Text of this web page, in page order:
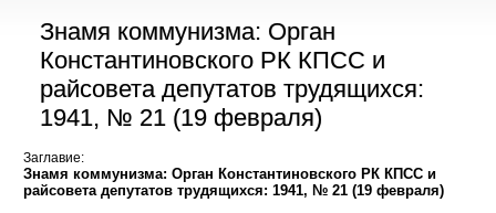
Знамя коммунизма: Орган
Константиновского РК КПСС и
райсовета депутатов трудящихся:
1941, № 21 (19 февраля)
Заглавие:
Знамя коммунизма: Орган Константиновского РК КПСС и
райсовета депутатов трудящихся: 1941, № 21 (19 февраля)